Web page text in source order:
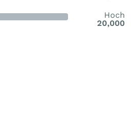
Hoch
20,000